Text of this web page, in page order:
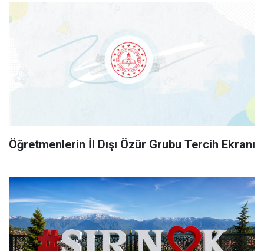
Öğretmenlerin İl Dışı Özür Grubu Tercih Ekranı